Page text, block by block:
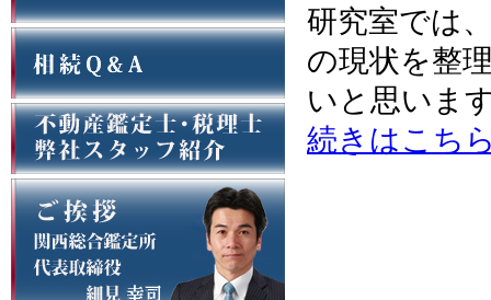
研究室では
の現状を整
いと思いま
続きはこち